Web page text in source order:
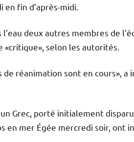
fin d’après-midi.
deux autres membres de
selon les autorités.
réanimation sont en cours», a
Grec, porté initialement
en mer Égée mercredi soir, ont